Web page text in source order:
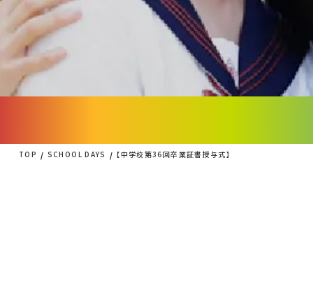
TOP SCHOOL DAYS 【中学校第36回卒業証書授与式】